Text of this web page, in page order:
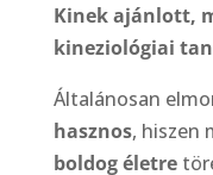
Kinek ajánlott,
kineziológiai
Általánosan
hasznos, hiszen
boldog életre